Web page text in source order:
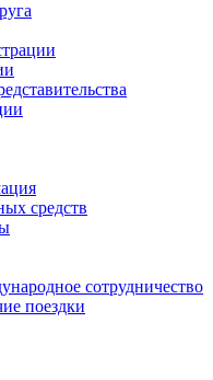
средств
сотрудничество
поездки